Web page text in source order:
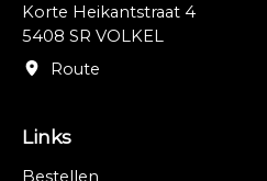
Korte Heikantstraat 4
5408 SR VOLKEL
Route
Links
Bestellen